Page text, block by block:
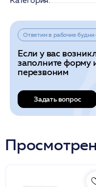
Ответим в рабочие будни
Если у вас
заполните форму
перезвоним
Задать вопрос